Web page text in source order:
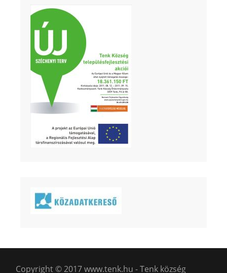
Copyright © 2017 www.tenk.hu - Tenk község